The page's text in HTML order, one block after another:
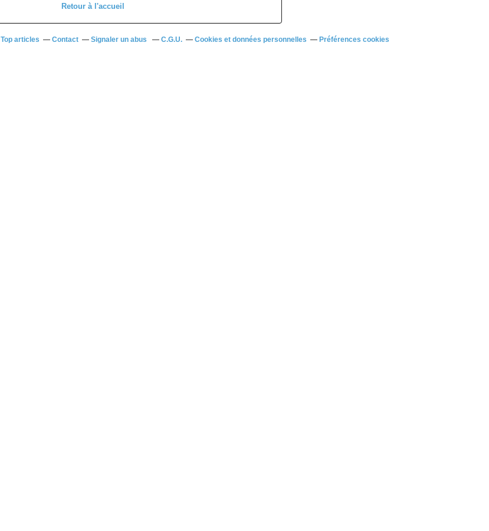
Retour à l'accueil
Top articles Contact Signaler un abus C.G.U. Cookies et données personnelles Préférences cookies